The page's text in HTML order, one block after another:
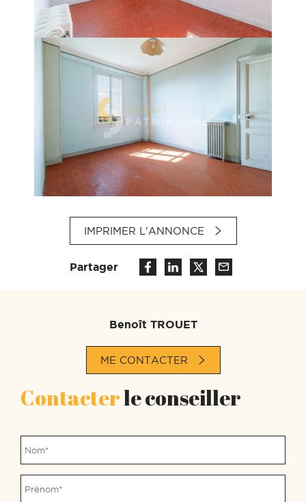
IMPRIMER L'ANNONCE
Partager
Benoît TROUET
ME CONTACTER
Contacterle conseiller